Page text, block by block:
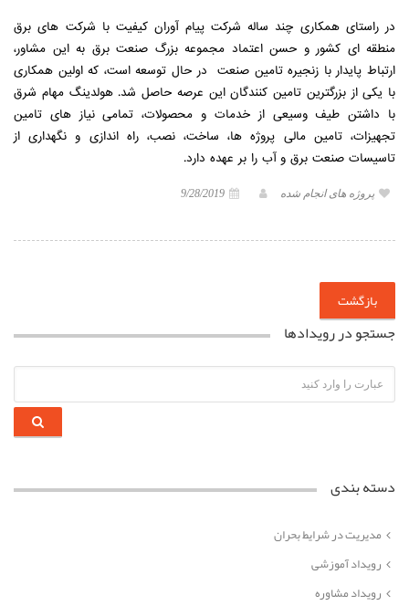
در راستای همکاری چند ساله شرکت پیام آوران کیفیت با شرکت های برق
منطقه ای کشور و حسن اعتماد مجموعه بزرگ صنعت برق به این مشاور،
ارتباط پایدار با زنجیره تامین صنعت در حال توسعه است، که اولین همکاری
با یکی از بزرگترین تامین کنندگان این عرصه حاصل شد. هولدینگ مهام شرق
با داشتن طیف وسیعی از خدمات و محصولات، تمامی نیاز های تامین
تجهیزات، تامین مالی پروژه ها، ساخت، نصب، راه اندازی و نگهداری از
تاسیسات صنعت برق و آب را بر عهده دارد.
9/28/2019 پروژه های انجام شده
بازگشت
جستجو در رویدادها
دسته بندی
مدیریت در شرایط بحران
رویداد آموزشی
رویداد مشاوره